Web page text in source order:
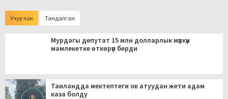
Учур чак Тандалган
Мурдагы депутат 15 млн долларлык мүлкүн
мамлекетке өткөрүп берди
Таиландда мектептеги ок атуудан жети адам
каза болду